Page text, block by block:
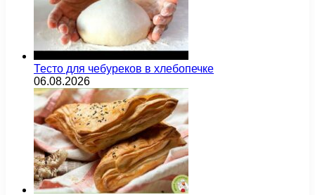
Тесто для чебуреков в хлебопечке
06.08.2026